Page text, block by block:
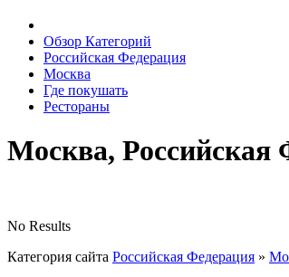
Обзор Категорий
Российская Федерация
Москва
Где покушать
Рестораны
Москва, Российская
No Results
Категория сайта Российская Федерация »